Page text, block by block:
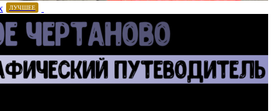
ЛУЧШЕЕ